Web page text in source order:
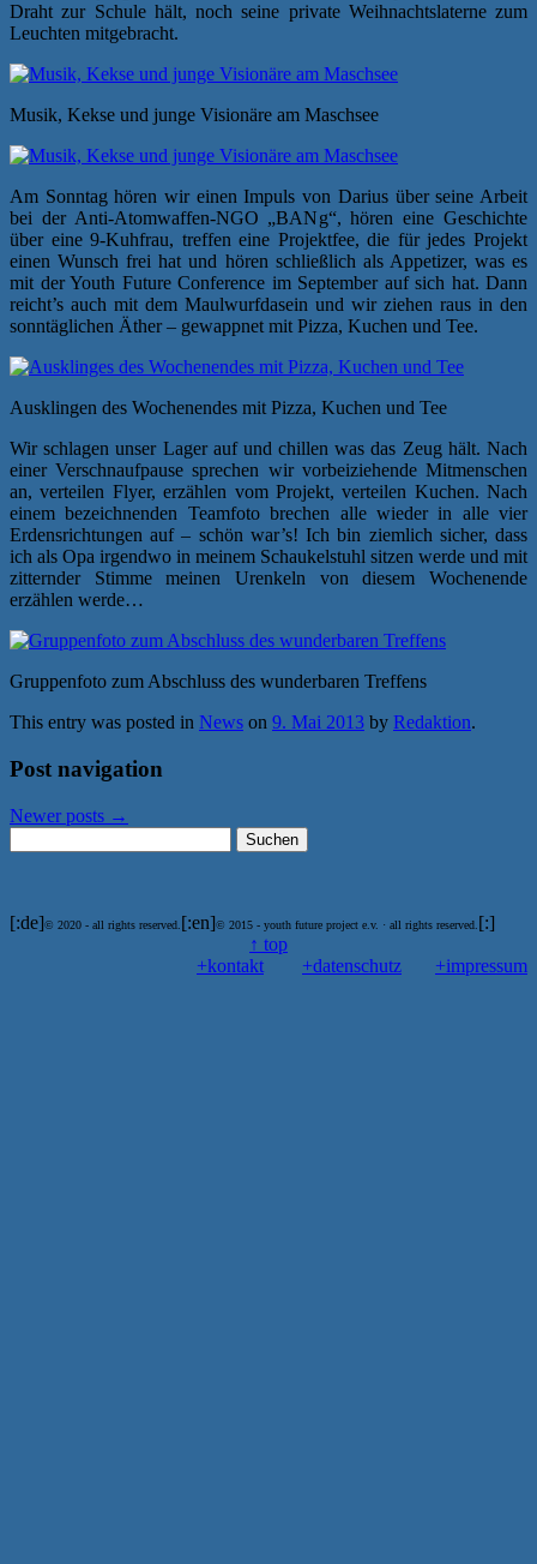
Draht zur Schule hält, noch seine private Weihnachtslaterne zum
Leuchten mitgebracht.
Musik, Kekse und junge Visionäre am Maschsee
Am Sonntag hören wir einen Impuls von Darius über seine Arbeit
bei der Anti-Atomwaffen-NGO „BANg“, hören eine Geschichte
über eine 9-Kuhfrau, treffen eine Projektfee, die für jedes Projekt
einen Wunsch frei hat und hören schließlich als Appetizer, was es
mit der Youth Future Conference im September auf sich hat. Dann
reicht’s auch mit dem Maulwurfdasein und wir ziehen raus in den
sonntäglichen Äther – gewappnet mit Pizza, Kuchen und Tee.
Ausklingen des Wochenendes mit Pizza, Kuchen und Tee
Wir schlagen unser Lager auf und chillen was das Zeug hält. Nach
einer Verschnaufpause sprechen wir vorbeiziehende Mitmenschen
an, verteilen Flyer, erzählen vom Projekt, verteilen Kuchen. Nach
einem bezeichnenden Teamfoto brechen alle wieder in alle vier
Erdensrichtungen auf – schön war’s! Ich bin ziemlich sicher, dass
ich als Opa irgendwo in meinem Schaukelstuhl sitzen werde und mit
zitternder Stimme meinen Urenkeln von diesem Wochenende
erzählen werde…
Gruppenfoto zum Abschluss des wunderbaren Treffens
This entry was posted in News on 9. Mai 2013 by Redaktion.
Post navigation
Newer posts →
nach:
[:de]© 2020 - all rights reserved. [:en]© 2015 - youth future project e.v. · all rights reserved. [:]
↑ top
+kontakt
+datenschutz +impressum